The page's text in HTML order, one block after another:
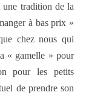
une tradition de la
à bas prix »
chez nous qui
« gamelle » pour
pour les petits
de prendre son